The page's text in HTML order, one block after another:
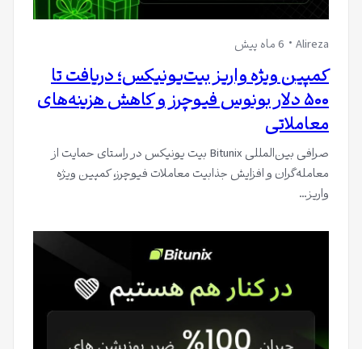
Alireza 6 ماه پیش
کمپین ویژه واریز بیت‌یونیکس؛ دریافت تا
۵۰۰ دلار بونوس فیوچرز و کاهش هزینه‌های
معاملاتی
صرافی بین‌المللی Bitunix بیت یونیکس در راستای حمایت از
معامله‌گران و افزایش جذابیت معاملات فیوچرز، کمپین ویژه
واریز…